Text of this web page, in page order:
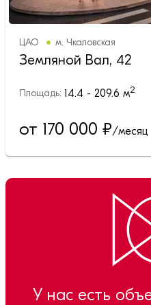
ЦАО м. Чкаловская
Земляной Вал, 42
Площадь: 14.4 - 209.6 м2
от 170 000 ₽/месяц
У нас есть